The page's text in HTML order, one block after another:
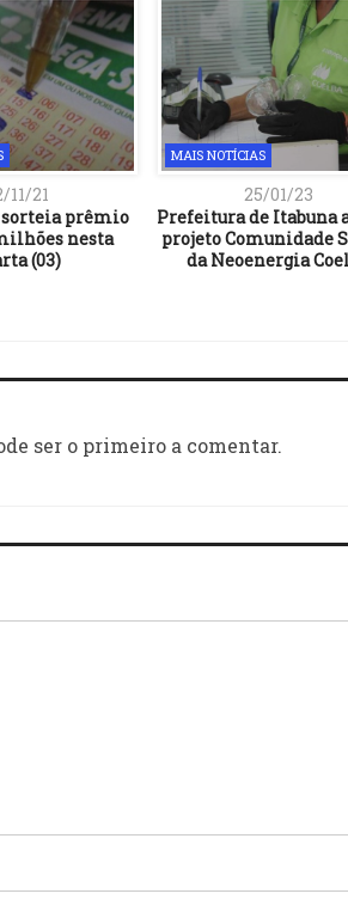
11/21
sorteia prêmio
nesta
(03)
MAIS NOTÍCIAS
25/01/23
Prefeitura de Itabuna
projeto Comunidade
da Neoenergia
ser o primeiro a comentar.